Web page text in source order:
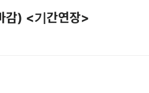
감) <기간연장>